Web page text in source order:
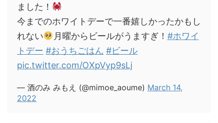
ました！
今までのホワイトデーで一番嬉しかったかもし
れない
月曜からビールがうますぎ！ #ホワイ
トデー #おうちごはん #ビール
pic.twitter.com/OXpVyp9sLj
— 酒のみ みもえ (@mimoe_aoume) March 14,
2022